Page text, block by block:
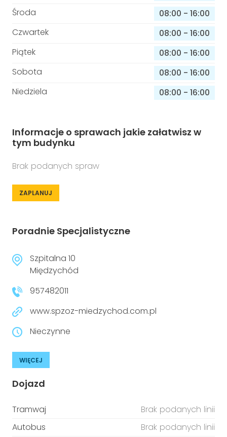
Środa
08:00 - 16:00
Czwartek
08:00 - 16:00
Piątek
08:00 - 16:00
Sobota
08:00 - 16:00
Niedziela
08:00 - 16:00
Informacje o sprawach jakie załatwisz w
tym budynku
Brak podanych spraw
ZAPLANUJ
Poradnie Specjalistyczne
Szpitalna 10
Międzychód
957482011
www.spzoz-miedzychod.com.pl
Nieczynne
WIĘCEJ
Dojazd
Tramwaj
Brak podanych linii
Autobus
Brak podanych linii